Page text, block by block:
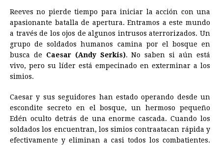
Reeves no pierde tiempo para iniciar la acción con una
apasionante batalla de apertura. Entramos a este mundo
a través de los ojos de algunos intrusos aterrorizados. Un
grupo de soldados humanos camina por el bosque en
busca de Caesar (Andy Serkis). No saben si aún está
vivo, pero su líder está empecinado en exterminar a los
simios.
Caesar y sus seguidores han estado operando desde un
escondite secreto en el bosque, un hermoso pequeño
Edén oculto detrás de una enorme cascada. Cuando los
soldados los encuentran, los simios contraatacan rápida y
efectivamente y eliminan a casi todos los combatientes.